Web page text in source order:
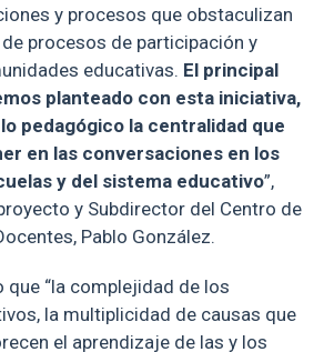
y procesos que obstaculizan
procesos de participación y
educativas. El principal
planteado con esta iniciativa,
pedagógico la centralidad que
en las conversaciones en los
y del sistema educativo”,
y Subdirector del Centro de
Pablo González.
“la complejidad de los
la multiplicidad de causas que
el aprendizaje de las y los